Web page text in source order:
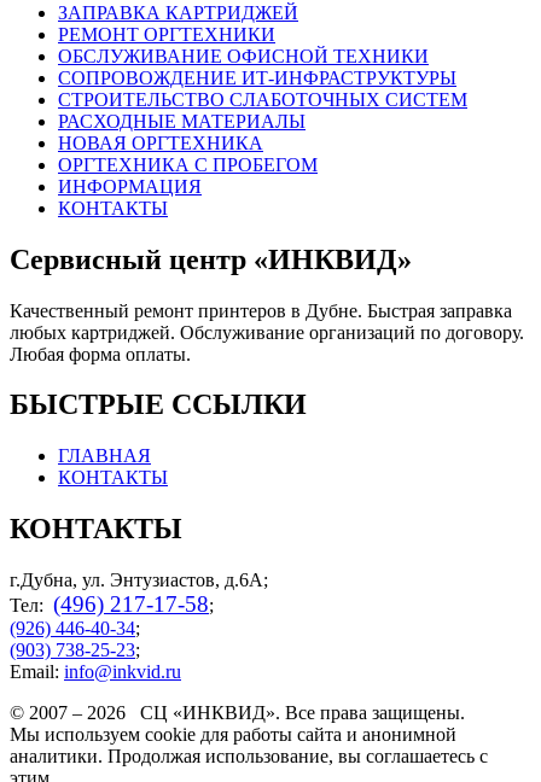
ЗАПРАВКА КАРТРИДЖЕЙ
РЕМОНТ ОРГТЕХНИКИ
ОБСЛУЖИВАНИЕ ОФИСНОЙ ТЕХНИКИ
СОПРОВОЖДЕНИЕ ИТ-ИНФРАСТРУКТУРЫ
СТРОИТЕЛЬСТВО СЛАБОТОЧНЫХ СИСТЕМ
РАСХОДНЫЕ МАТЕРИАЛЫ
НОВАЯ ОРГТЕХНИКА
ОРГТЕХНИКА С ПРОБЕГОМ
ИНФОРМАЦИЯ
КОНТАКТЫ
Сервисный центр «ИНКВИД»
Качественный ремонт принтеров в Дубне. Быстрая заправка
любых картриджей. Обслуживание организаций по договору.
Любая форма оплаты.
БЫСТРЫЕ ССЫЛКИ
ГЛАВНАЯ
КОНТАКТЫ
КОНТАКТЫ
г.Дубна, ул. Энтузиастов, д.6А;
Тел: (496) 217-17-58;
(926) 446-40-34;
(903) 738-25-23;
Email: info@inkvid.ru
© 2007 – 2026 СЦ «ИНКВИД». Все права защищены.
Мы используем cookie для работы сайта и анонимной
аналитики. Продолжая использование, вы соглашаетесь с